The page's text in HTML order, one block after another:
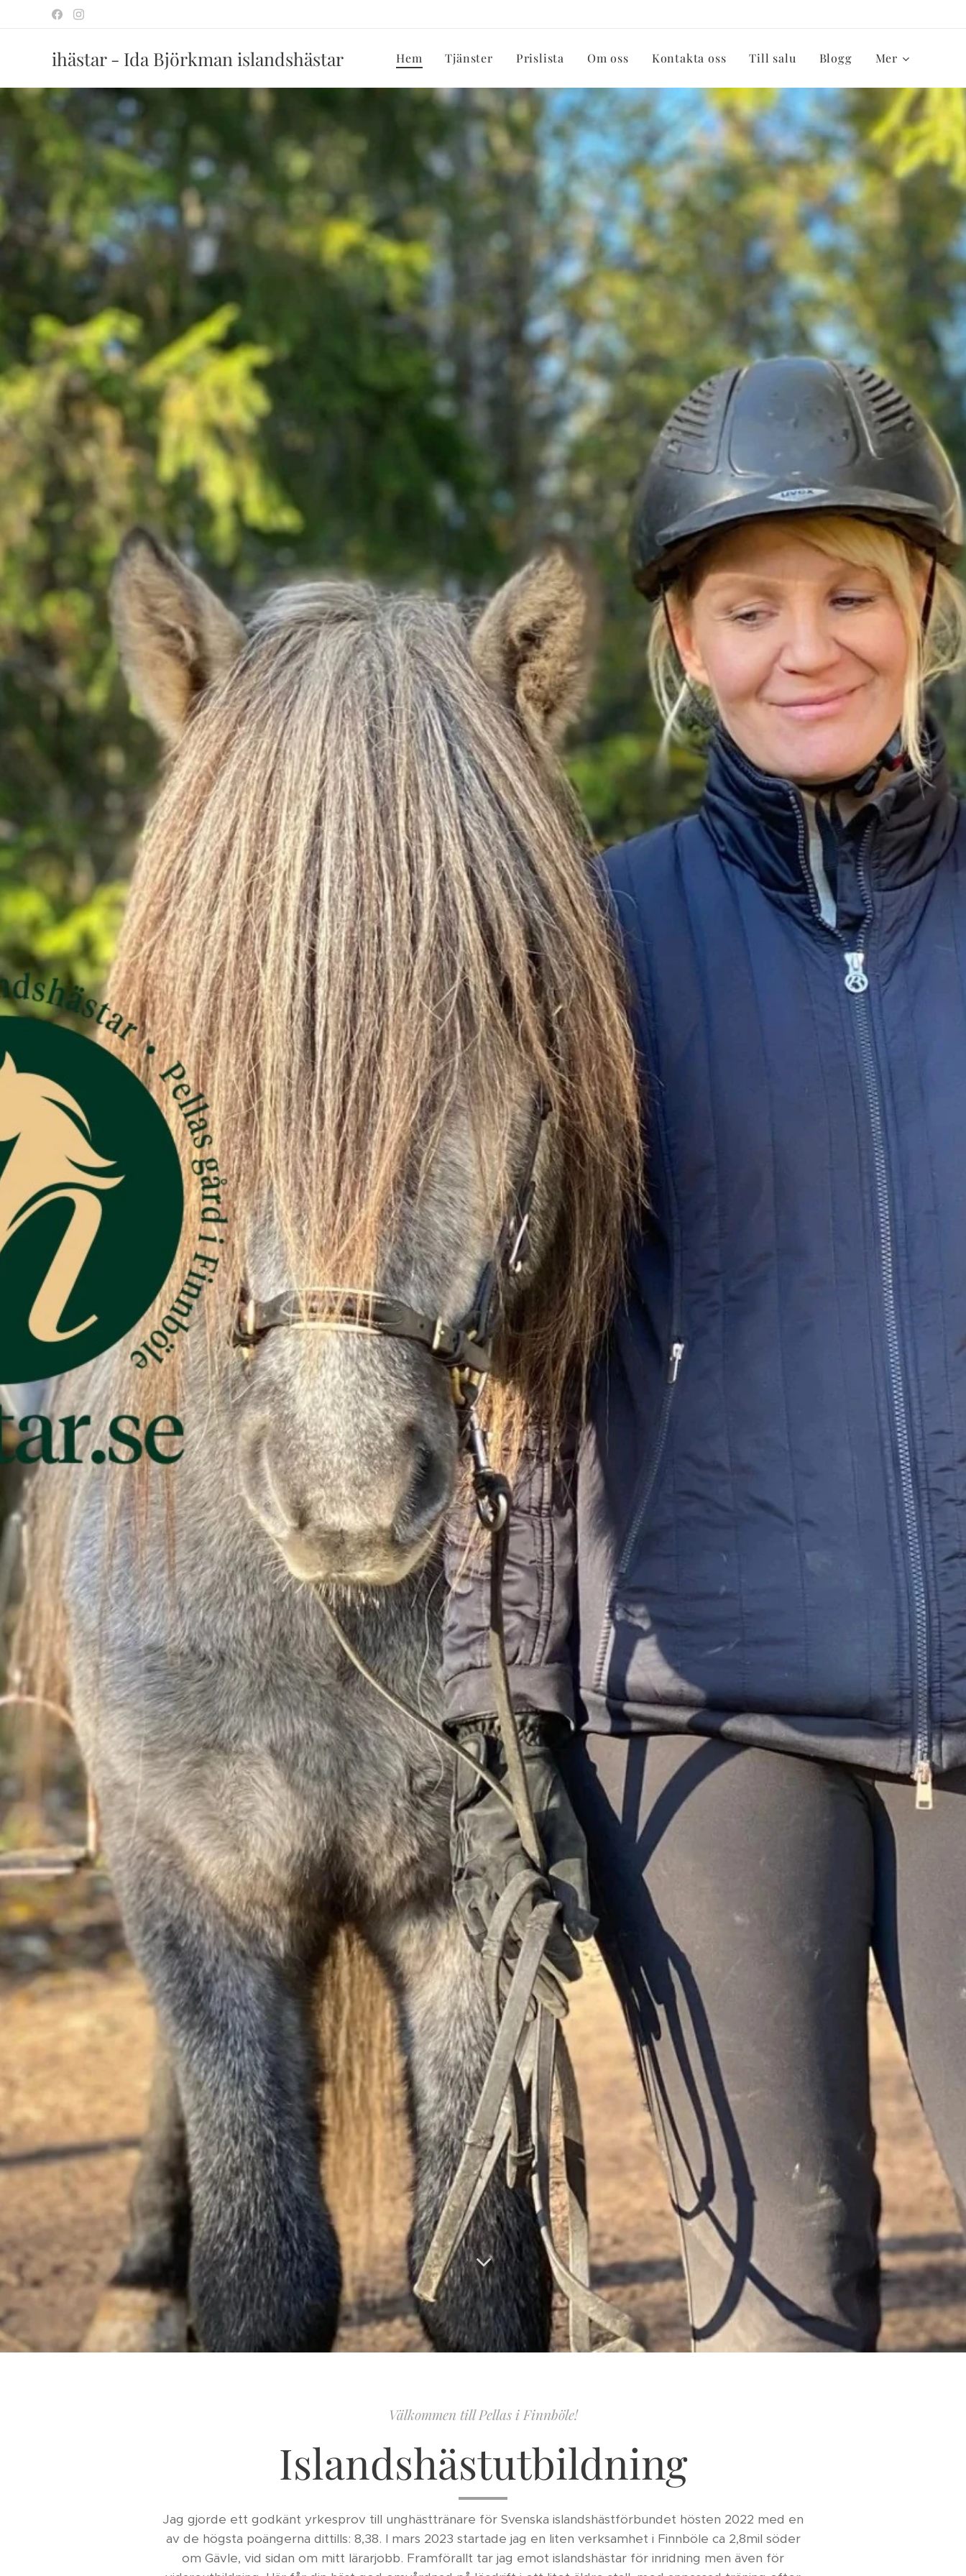
ihästar - Ida Björkman islandshästar Hem Tjänster Prislista Om oss Kontakta oss Till salu Blogg Mer
Välkommen till Pellas i Finnböle!
Islandshästutbildning
Jag gjorde ett godkänt yrkesprov till unghästtränare för Svenska islandshästförbundet hösten 2022 med en
av de högsta poängerna dittills: 8,38. I mars 2023 startade jag en liten verksamhet i Finnböle ca 2,8mil söder
om Gävle, vid sidan om mitt lärarjobb. Framförallt tar jag emot islandshästar för inridning men även för